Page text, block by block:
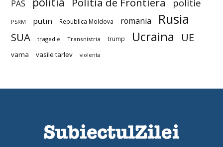
PAS politie
PSRM putin Republica Moldova romania Rusia
SUA tragedie Transnistria trump Ucraina UE
vama vasile tarlev violenta